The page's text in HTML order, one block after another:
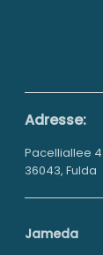
Adresse:
Pacelliallee 4
36043, Fulda
Jameda